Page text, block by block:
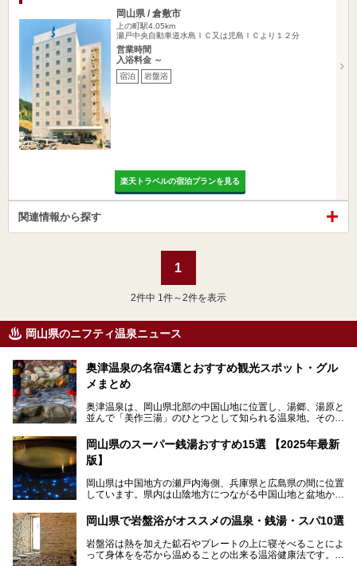
岡山県 / 倉敷市
上の町駅4.05km
瀬戸中央自動車道水島ＩＣ又は児島ＩＣより１２分
営業時間
入浴料金 ～
宿泊 岩盤浴
楽天トラベルの宿泊プランを見る
関連情報から探す
1
2件中 1件～2件を表示
岡山県のニフティ温泉ニュース
奥津温泉の名宿4選とおすすめ観光スポット・グル
メまとめ
奥津温泉は、岡山県北部の中国山地に位置し、湯郷、湯原と
並んで「美作三湯」のひとつとして知られる温泉地。その泉
す。
この記事では、奥津温泉で宿泊におすすめの宿、観光スポッ
を存分に味わい、癒しの旅を楽しんでくださいね。
岡山県のスーパー銭湯おすすめ15選 【2025年最新
版】
岡山県は中国地方の瀬戸内海側、兵庫県と広島県の間に位置
しています。県内は山陰地方につながる中国山地と盆地から
海に多数の島々が浮かぶ瀬戸内海に面した南部に分けられま
す。年間を通じて降水量が少ない「晴れの国」で、モモやブ
ドウなど果物の栽培が盛んなうえ、その品質の高さは全国的
にも有名です。
岡山県で岩盤浴がオススメの温泉・銭湯・スパ10選
岩盤浴は熱を加えた鉱石やプレートの上に寝そべることによ
って身体をを芯から温めることの出来る温浴健康法です。じ